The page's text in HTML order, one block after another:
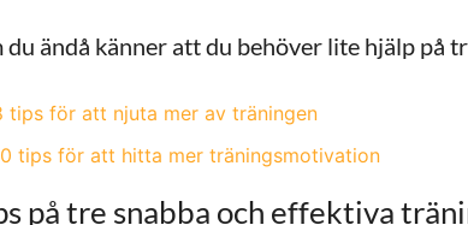
du ändå känner att du behöver lite hjälp på
tips för att njuta mer av träningen
tips för att hitta mer träningsmotivation
på tre snabba och effektiva